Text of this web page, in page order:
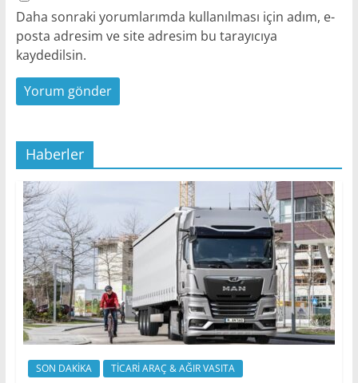
Daha sonraki yorumlarımda kullanılması için adım, e-
posta adresim ve site adresim bu tarayıcıya
kaydedilsin.
Haberler
SON DAKİKA TİCARİ ARAÇ & AĞIR VASITA